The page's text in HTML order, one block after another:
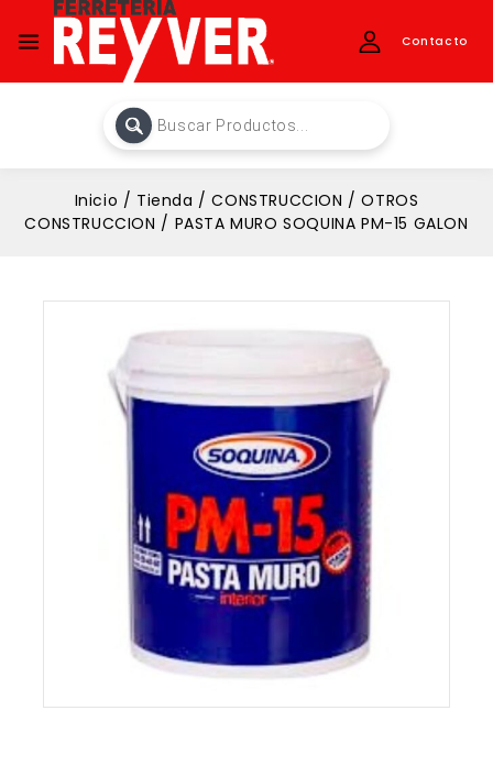
Contacto
Inicio / Tienda / CONSTRUCCION / OTROS
CONSTRUCCION / PASTA MURO SOQUINA PM-15 GALON